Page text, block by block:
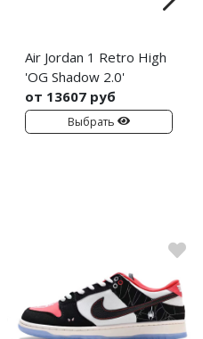
Air Jordan 1 Retro High
'OG Shadow 2.0'
от 13607 руб
Выбрать